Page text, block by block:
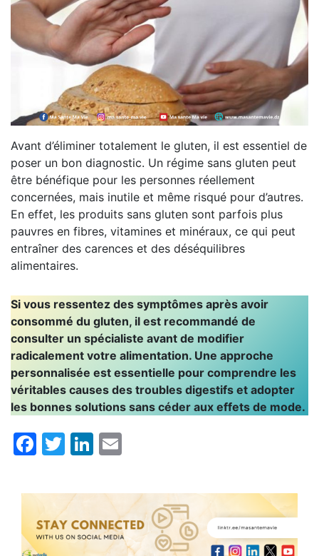
Avant d’éliminer totalement le gluten, il est essentiel de
poser un bon diagnostic. Un régime sans gluten peut
être bénéfique pour les personnes réellement
concernées, mais inutile et même risqué pour d’autres.
En effet, les produits sans gluten sont parfois plus
pauvres en fibres, vitamines et minéraux, ce qui peut
entraîner des carences et des déséquilibres
alimentaires.
Si vous ressentez des symptômes après avoir
consommé du gluten, il est recommandé de
consulter un spécialiste avant de modifier
radicalement votre alimentation. Une approche
personnalisée est essentielle pour comprendre les
véritables causes des troubles digestifs et adopter
les bonnes solutions sans céder aux effets de mode.
Facebook
TwitterLinkedIn